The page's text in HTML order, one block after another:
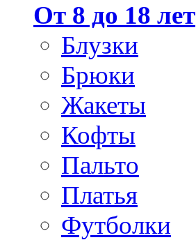
От 8 до 18 лет
Блузки
Брюки
Жакеты
Кофты
Пальто
Платья
Футболки